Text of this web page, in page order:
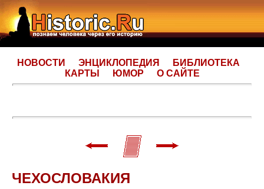
НОВОСТИ ЭНЦИКЛОПЕДИЯ
БИБЛИОТЕКА
КАРТЫ
ЮМОР О САЙТЕ
ЧЕХОСЛОВАКИЯ